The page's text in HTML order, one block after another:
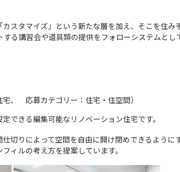
スタマイズ」という新たな層を加え、そこを住み
る講習会や道具類の提供をフォローシステムとし
宅、 応募カテゴリー：住宅・住空間）
できる編集可能なリノベーション住宅です。
切りによって空間を自由に開け閉めできるようにす
ィルの考え方を提案しています。